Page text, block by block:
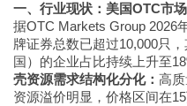
一、行业现状：美国OTC市
据OTC Markets Group 2026
牌证券总数已超过10,000只
国）的企业占比持续上升至
壳资源需求结构化分化： 高
资源溢价明显，价格区间在